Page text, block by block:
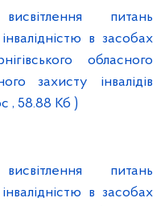
питань
в засобах
обласного
захисту інвалідів
, 58.88 Кб )
питань
в засобах